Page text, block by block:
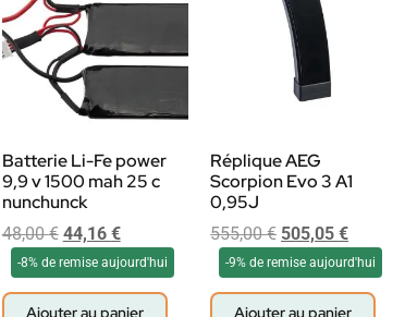
Batterie Li-Fe power
9,9 v 1500 mah 25 c
nunchunck
48,00€ 44,16 €
-8% de remise aujourd'hui
Ajouter au panier
Réplique AEG
Scorpion Evo 3 A1
0,95J
555,00€ 505,05€
-9% de remise aujourd'hui
Ajouter au panier